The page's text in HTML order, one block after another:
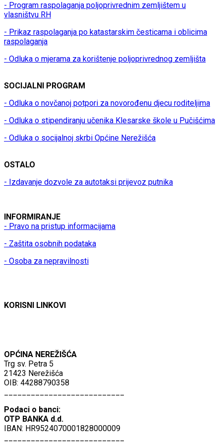
- Program raspolaganja poljoprivrednim zemljištem u
vlasništvu RH
- Prikaz raspolaganja po katastarskim česticama i oblicima
raspolaganja
- Odluka o mjerama za korištenje poljoprivrednog zemljišta
SOCIJALNI PROGRAM
- Odluka o novčanoj potpori za novorođenu djecu roditeljima
- Odluka o stipendiranju učenika Klesarske škole u Pučišćima
- Odluka o socijalnoj skrbi Općine Nerežišća
OSTALO
- Izdavanje dozvole za autotaksi prijevoz putnika
INFORMIRANJE
- Pravo na pristup informacijama
- Zaštita osobnih podataka
- Osoba za nepravilnosti
KORISNI LINKOVI
OPĆINA NEREŽIŠĆA
Trg sv. Petra 5
21423 Nerežišća
OIB: 44288790358
Podaci o banci:
OTP BANKA d.d.
IBAN: HR9524070001828000009